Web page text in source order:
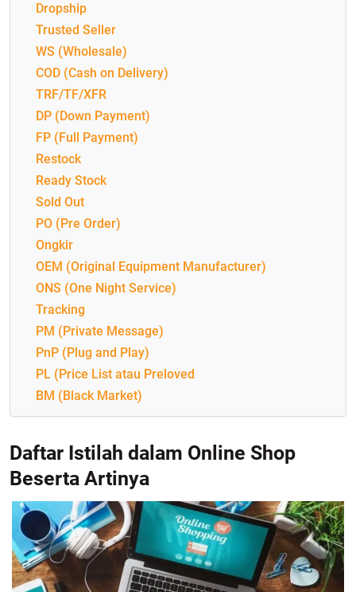
Dropship
Trusted Seller
WS (Wholesale)
COD (Cash on Delivery)
TRF/TF/XFR
DP (Down Payment)
FP (Full Payment)
Restock
Ready Stock
Sold Out
PO (Pre Order)
Ongkir
OEM (Original Equipment Manufacturer)
ONS (One Night Service)
Tracking
PM (Private Message)
PnP (Plug and Play)
PL (Price List atau Preloved
BM (Black Market)
Daftar Istilah dalam Online Shop
Beserta Artinya